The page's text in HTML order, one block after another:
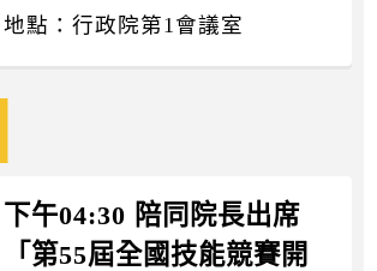
地點：行政院第1會議室
下午04:30 陪同院長出席
「第55屆全國技能競賽開